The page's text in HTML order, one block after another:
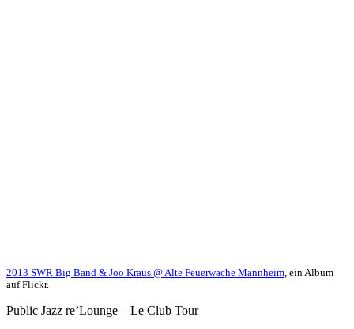
2013 SWR Big Band & Joo Kraus @ Alte Feuerwache Mannheim , ein Album
auf Flickr.
Public Jazz re’Lounge – Le Club Tour